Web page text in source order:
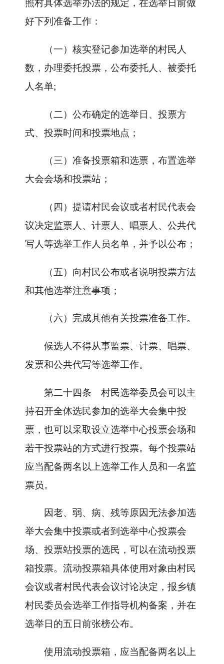
照村具体选举办法的规定，在选举日前做
好下列准备工作：
（一）核实登记参加选举的村民人
数，办理委托投票，公布委托人、被委托
人名单;
（二）公布确定的选举日、投票方
式、投票时间和投票地点；
（三）准备投票箱和选票，布置选举
大会会场和投票站；
（四）提请村民会议或者村民代表会
议决定监票人、计票人、唱票人、公共代
写人等选举工作人员名单，并予以公布；
（五）向村民公布或者说明投票方法
和其他选举注意事项；
（六）完成其他有关投票准备工作。
候选人不得从事监票、计票、唱票、
发票和公共代写等选举工作。
第二十四条 村民选举委员会可以主
持召开全体选民参加的选举大会集中投
票，也可以采取设立选举中心投票会场和
若干投票站的方式进行投票。每个投票站
应当配备两名以上选举工作人员和一名监
票员。
因老、弱、病、残等原因无法参加选
举大会集中投票或者到选举中心投票会
场、投票站投票的选民，可以在流动投票
箱投票。流动投票箱具体使用对象由村民
会议或者村民代表会议讨论决定，报乡镇
村民委员会选举工作指导机构备案，并在
选举日的五日前张榜公布。
使用流动投票箱，应当配备两名以上